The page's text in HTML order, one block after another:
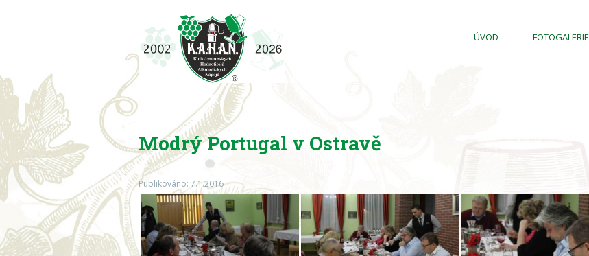
ÚVOD FOTOGALERIE
Modrý Portugal v Ostravě
Publikováno: 7.1.2016